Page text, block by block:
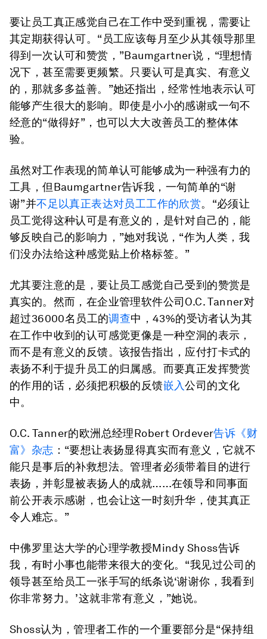
要让员工真正感觉自己在工作中受到重视，需要让
其定期获得认可。“员工应该每月至少从其领导那里
得到一次认可和赞赏，”Baumgartner说，“理想情
况下，甚至需要更频繁。只要认可是真实、有意义
的，那就多多益善。”她还指出，经常性地表示认可
能够产生很大的影响。即使是小小的感谢或一句不
经意的“做得好”，也可以大大改善员工的整体体
验。
虽然对工作表现的简单认可能够成为一种强有力的
工具，但Baumgartner告诉我，一句简单的“谢
谢”并不足以真正表达对员工工作的欣赏。“必须让
员工觉得这种认可是有意义的，是针对自己的，能
够反映自己的影响力，”她对我说，“作为人类，我
们没办法给这种感觉贴上价格标签。 ”
尤其要注意的是，要让员工感觉自己受到的赞赏是
真实的。然而，在企业管理软件公司O.C. Tanner对
超过36000名员工的调查中，43%的受访者认为其
在工作中收到的认可感觉更像是一种空洞的表示，
而不是有意义的反馈。该报告指出，应付打卡式的
表扬不利于提升员工的归属感。而要真正发挥赞赏
的作用的话，必须把积极的反馈嵌入公司的文化
中。
O.C. Tanner的欧洲总经理Robert Ordever告诉《财
富》杂志 ：“要想让表扬显得真实而有意义，它就不
能只是事后的补救想法。管理者必须带着目的进行
表扬，并彰显被表扬人的成就……在领导和同事面
前公开表示感谢，也会让这一时刻升华，使其真正
令人难忘。”
中佛罗里达大学的心理学教授Mindy Shoss告诉
我，有时小事也能带来很大的变化。“我见过公司的
领导甚至给员工一张手写的纸条说‘谢谢你，我看到
你非常努力。’这就非常有意义，”她说。
Shoss认为，管理者工作的一个重要部分是“保持组